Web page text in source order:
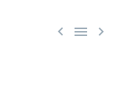
  